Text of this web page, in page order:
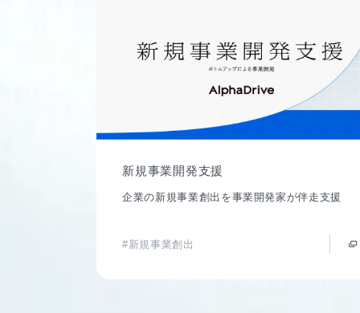
新規事業開発支援
企業の新規事業創出を事業開発家が伴走支援
#新規事業創出